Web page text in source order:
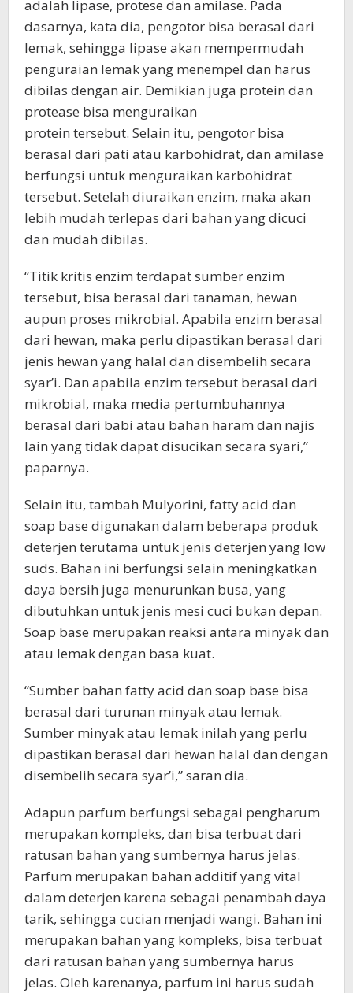
adalah lipase, protese dan amilase. Pada
dasarnya, kata dia, pengotor bisa berasal dari
lemak, sehingga lipase akan mempermudah
penguraian lemak yang menempel dan harus
dibilas dengan air. Demikian juga protein dan
protease bisa menguraikan
protein tersebut. Selain itu, pengotor bisa
berasal dari pati atau karbohidrat, dan amilase
berfungsi untuk menguraikan karbohidrat
tersebut. Setelah diuraikan enzim, maka akan
lebih mudah terlepas dari bahan yang dicuci
dan mudah dibilas.
“Titik kritis enzim terdapat sumber enzim
tersebut, bisa berasal dari tanaman, hewan
aupun proses mikrobial. Apabila enzim berasal
dari hewan, maka perlu dipastikan berasal dari
jenis hewan yang halal dan disembelih secara
syar’i. Dan apabila enzim tersebut berasal dari
mikrobial, maka media pertumbuhannya
berasal dari babi atau bahan haram dan najis
lain yang tidak dapat disucikan secara syari,”
paparnya.
Selain itu, tambah Mulyorini, fatty acid dan
soap base digunakan dalam beberapa produk
deterjen terutama untuk jenis deterjen yang low
suds. Bahan ini berfungsi selain meningkatkan
daya bersih juga menurunkan busa, yang
dibutuhkan untuk jenis mesi cuci bukan depan.
Soap base merupakan reaksi antara minyak dan
atau lemak dengan basa kuat.
“Sumber bahan fatty acid dan soap base bisa
berasal dari turunan minyak atau lemak.
Sumber minyak atau lemak inilah yang perlu
dipastikan berasal dari hewan halal dan dengan
disembelih secara syar’i,” saran dia.
Adapun parfum berfungsi sebagai pengharum
merupakan kompleks, dan bisa terbuat dari
ratusan bahan yang sumbernya harus jelas.
Parfum merupakan bahan additif yang vital
dalam deterjen karena sebagai penambah daya
tarik, sehingga cucian menjadi wangi. Bahan ini
merupakan bahan yang kompleks, bisa terbuat
dari ratusan bahan yang sumbernya harus
jelas. Oleh karenanya, parfum ini harus sudah